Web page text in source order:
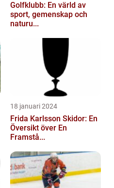
Golfklubb: En värld av
sport, gemenskap och
naturu...
18 januari 2024
Frida Karlsson Skidor: En
Översikt över En
Framstå...